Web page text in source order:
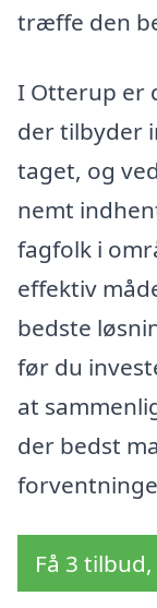
træffe den
I Otterup er
der tilbyder
taget, og
nemt
fagfolk i
effektiv
bedste
før du
at
der bedst
Få 3